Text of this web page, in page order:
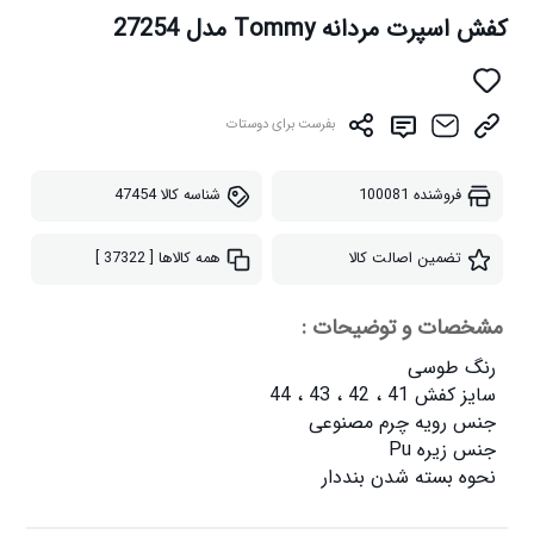
کفش اسپرت مردانه Tommy مدل 27254
بفرست برای دوستات
فروشنده 100081 شناسه کالا47454
تضمین اصالت کالا همه کالاها [ 37322 ]
مشخصات و توضیحات :
نحوه بسته شدن بنددار